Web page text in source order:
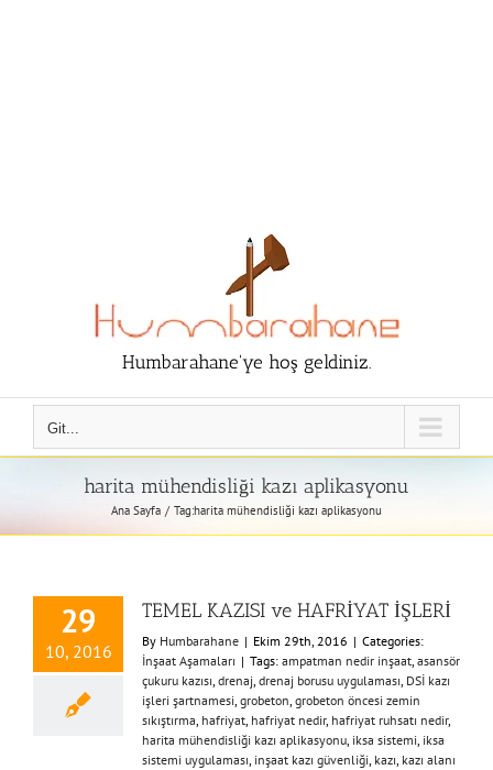
Humbarahane'ye hoş geldiniz.
Git...
harita mühendisliği kazı aplikasyonu
Ana Sayfa Tag:harita mühendisliği kazı aplikasyonu
29
10, 2016
TEMEL KAZISI ve HAFRİYAT İŞLERİ
By Humbarahane | Ekim 29th, 2016 | Categories:
İnşaat Aşamaları | Tags: ampatman nedir inşaat, asansör
çukuru kazısı, drenaj, drenaj borusu uygulaması, DSİ kazı
işleri şartnamesi, grobeton, grobeton öncesi zemin
sıkıştırma, hafriyat, hafriyat nedir, hafriyat ruhsatı nedir,
harita mühendisliği kazı aplikasyonu, iksa sistemi, iksa
sistemi uygulaması, inşaat kazı güvenliği, kazı, kazı alanı